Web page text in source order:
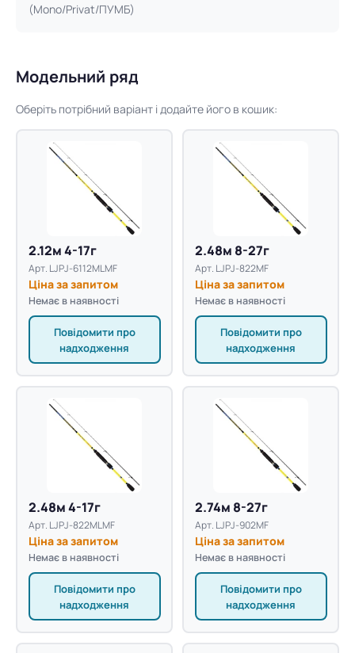
(Mono/Privat/ПУМБ)
Модельний ряд
Оберіть потрібний варіант і додайте його в кошик:
2.12м 4-17г
Арт. LJPJ-6112MLMF
Ціна за запитом
Немає в наявності
Повідомити про
надходження
2.48м 8-27г
Арт. LJPJ-822MF
Ціна за запитом
Немає в наявності
Повідомити про
надходження
2.48м 4-17г
Арт. LJPJ-822MLMF
Ціна за запитом
Немає в наявності
Повідомити про
надходження
2.74м 8-27г
Арт. LJPJ-902MF
Ціна за запитом
Немає в наявності
Повідомити про
надходження